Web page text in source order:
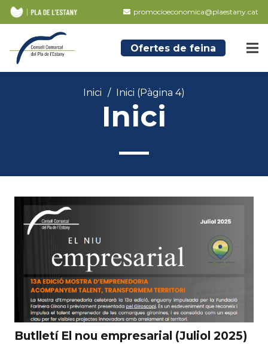
promocioeconomica@plaestany.cat
Ofertes de feina
Inici / Inici (Pàgina 4)
Inici
Butlletí El nou empresarial (Juliol 2025)